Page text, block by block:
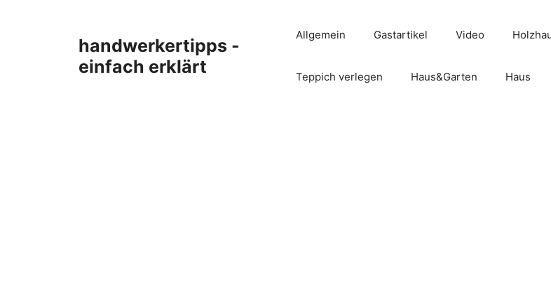
handwerkertipps -
einfach erklärt
Allgemein Gastartikel Video
Teppich verlegen Haus&Garten Haus